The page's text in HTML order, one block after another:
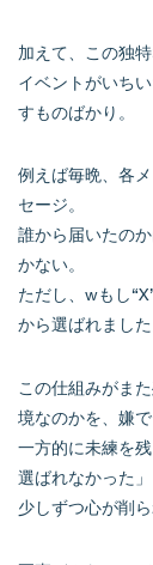
加えて、この独
イベントがいち
すものばかり。
例えば毎晩、各
セージ。
誰から届いたの
かない。
ただし、wもし
から選ばれまし
この仕組みがま
境なのかを、嫌
一方的に未練を
選ばれなかった
少しずつ心が削